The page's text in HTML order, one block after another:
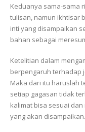
Keduanya sama-sama
tulisan, namun ikhtisar
inti yang disampaikan
bahan sebagai
Ketelitian dalam
berpengaruh terhadap
Maka dari itu haruslah
setiap gagasan tidak
kalimat bisa sesuai
yang akan disampaikan.